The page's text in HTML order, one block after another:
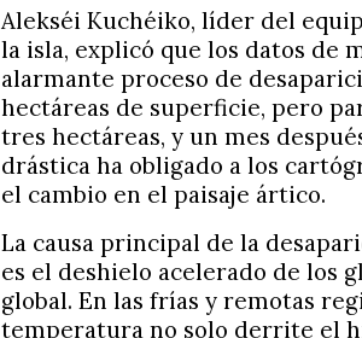
Alekséi Kuchéiko, líder del
la isla, explicó que los datos de
alarmante proceso de
hectáreas de superficie, pero
tres hectáreas, y un mes
drástica ha obligado a los
el cambio en el paisaje ártico.
La causa principal de la
es el deshielo acelerado de los
global. En las frías y remotas
temperatura no solo derrite el